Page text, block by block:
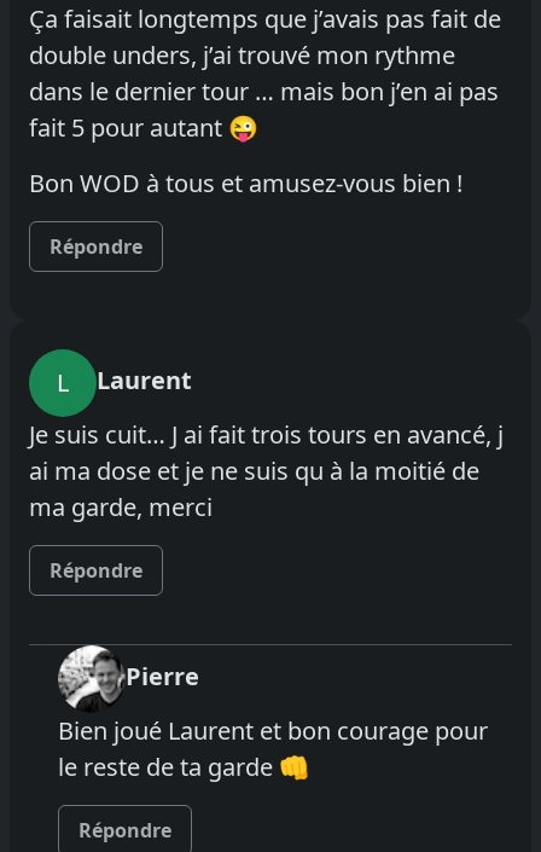
Ça faisait longtemps que j’avais pas fait de
double unders, j’ai trouvé mon rythme
dans le dernier tour … mais bon j’en ai pas
fait 5 pour autant 😜
Bon WOD à tous et amusez-vous bien !
Répondre
L
Laurent
Je suis cuit… J ai fait trois tours en avancé, j
ai ma dose et je ne suis qu à la moitié de
ma garde, merci
Répondre
Pierre
Bien joué Laurent et bon courage pour
le reste de ta garde 👊
Répondre